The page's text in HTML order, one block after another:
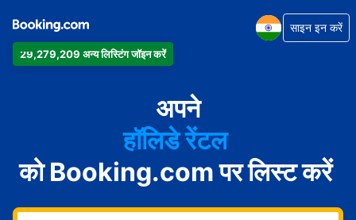
29,279,209 अन्य लिस्टिंग जॉइन करें
साइन इन करें
अपने
अपार्टमेंट
होटल
हॉलिडे रेंटल
गेस्ट हाउस
बेड एंड ब्रेकफ़ास्ट
को Booking.com पर लिस्ट करें